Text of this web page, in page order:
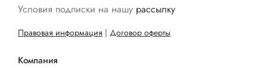
Условия подписки на нашу рассылку
Правовая информация | Договор оферты
Компания